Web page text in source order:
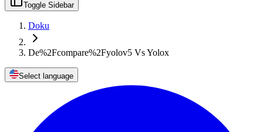
Toggle Sidebar
Doku
De%2Fcompare%2Fyolov5 Vs Yolox
Select language